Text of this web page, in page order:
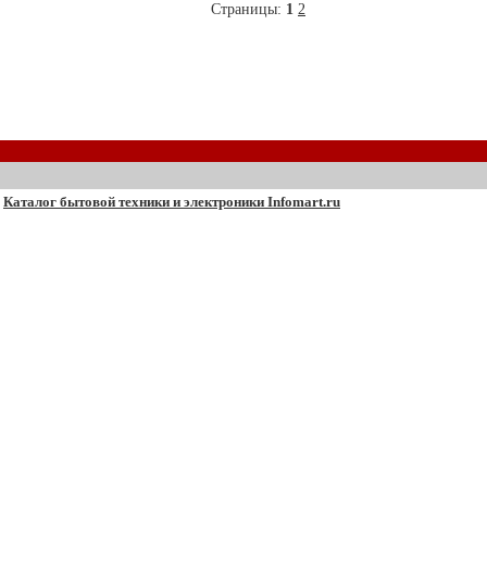
Страницы: 1 2
Каталог бытовой техники и электроники Infomart.ru